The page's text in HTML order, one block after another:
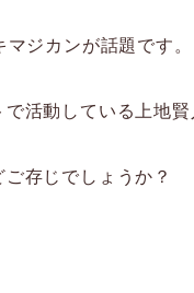
ジカンが話題です。
活動している上地賢
存じでしょうか？